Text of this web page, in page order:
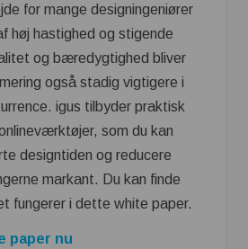
for mange designingeniører
høj hastighed og stigende
og bæredygtighed bliver
også stadig vigtigere i
igus tilbyder praktisk
som du kan
designtiden og reducere
markant. Du kan finde
fungerer i dette white paper.
paper nu